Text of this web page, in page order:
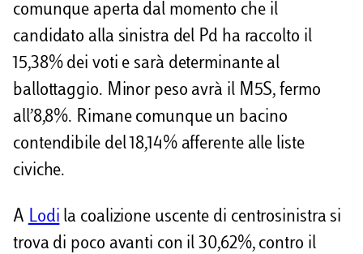
comunque aperta dal momento che il
candidato alla sinistra del Pd ha raccolto il
15,38% dei voti e sarà determinante al
ballottaggio. Minor peso avrà il M5S, fermo
all’8,8%. Rimane comunque un bacino
contendibile del 18,14% afferente alle liste
civiche.
A Lodi la coalizione uscente di centrosinistra si
trova di poco avanti con il 30,62%, contro il